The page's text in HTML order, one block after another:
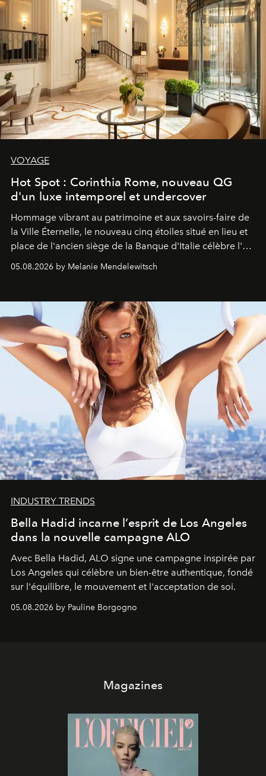
VOYAGE
Hot Spot : Corinthia Rome, nouveau QG
d'un luxe intemporel et undercover
Hommage vibrant au patrimoine et aux savoirs-faire de
la Ville Éternelle, le nouveau cinq étoiles situé en lieu et
place de l'ancien siège de la Banque d'Italie célèbre l'art
05.08.2026 by Melanie Mendelewitsch
INDUSTRY TRENDS
Bella Hadid incarne l’esprit de Los Angeles
dans la nouvelle campagne ALO
Avec Bella Hadid, ALO signe une campagne inspirée par
Los Angeles qui célèbre un bien-être authentique, fondé
sur l'équilibre, le mouvement et l'acceptation de soi.
05.08.2026 by Pauline Borgogno
Magazines